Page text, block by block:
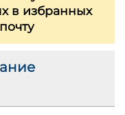
в избранных